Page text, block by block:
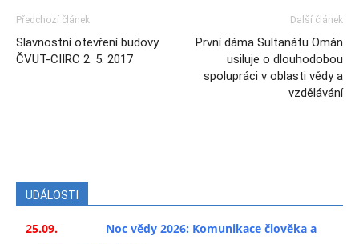
Předchozí článek
Slavnostní otevření budovy
ČVUT-CIIRC 2. 5. 2017
Další článek
První dáma Sultanátu Omán
usiluje o dlouhodobou
spolupráci v oblasti vědy a
vzdělávání
UDÁLOSTI
25.09.
Noc vědy 2026: Komunikace člověka a